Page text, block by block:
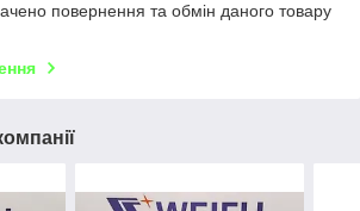
повернення та обмін даного товару